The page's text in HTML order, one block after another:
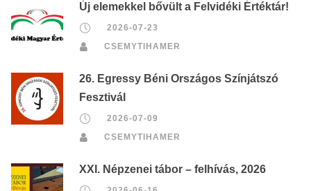
Új elemekkel bővült a Felvidéki Értéktár!
2026-07-23
CSEMYTIHAMER
26. Egressy Béni Országos Színjátszó
Fesztivál
2026-07-09
CSEMYTIHAMER
XXI. Népzenei tábor – felhívás, 2026